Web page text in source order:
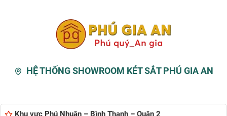
HỆ THỐNG SHOWROOM KÉT SẮT PHÚ GIA AN
Khu vực Phú Nhuận – Bình Thạnh – Quận 2